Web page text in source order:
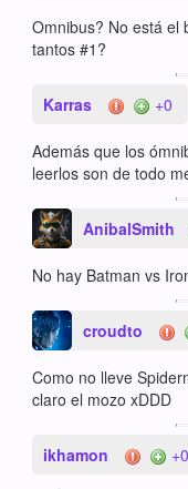
Omnibus? No está el
tantos #1?
Karras +0
Además que los
leerlos son de todo
AnibalSmith
No hay Batman vs
croudto
Como no lleve
claro el mozo xDDD
ikhamon +0